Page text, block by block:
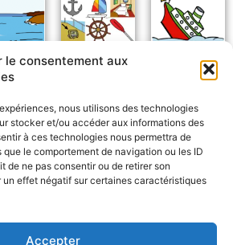
le consentement aux
nous utilisons des technologies
stocker et/ou accéder aux informations des
à ces technologies nous permettra de
le comportement de navigation ou les ID
de ne pas consentir ou de retirer son
effet négatif sur certaines caractéristiques
Accepter
Couler
h
e
s
a